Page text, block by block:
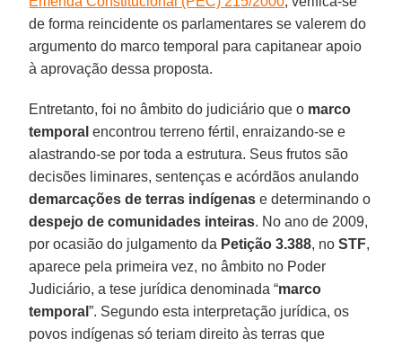
de forma reincidente os parlamentares se valerem do
argumento do marco temporal para capitanear apoio
à aprovação dessa proposta.
Entretanto, foi no âmbito do judiciário que o marco
temporal encontrou terreno fértil, enraizando-se e
alastrando-se por toda a estrutura. Seus frutos são
decisões liminares, sentenças e acórdãos anulando
demarcações de terras indígenas e determinando o
despejo de comunidades inteiras. No ano de 2009,
por ocasião do julgamento da Petição 3.388, noSTF,
aparece pela primeira vez, no âmbito no Poder
Judiciário, a tese jurídica denominada “marco
temporal”. Segundo esta interpretação jurídica, os
povos indígenas só teriam direito às terras que